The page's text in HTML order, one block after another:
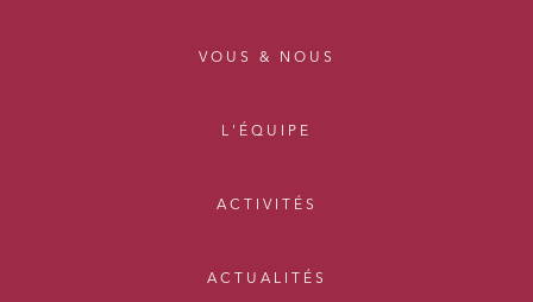
VOUS & NOUS
L'ÉQUIPE
ACTIVITÉS
ACTUALITÉS